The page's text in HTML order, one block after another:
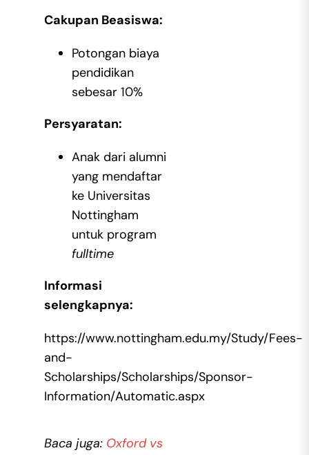
Cakupan Beasiswa:
Potongan biaya
pendidikan
sebesar 10%
Persyaratan:
Anak dari alumni
yang mendaftar
ke Universitas
Nottingham
untuk program
fulltime
Informasi
selengkapnya:
https://www.nottingham.edu.my/Study/Fees-
and-
Scholarships/Scholarships/Sponsor-
Information/Automatic.aspx
Baca juga: Oxford vs